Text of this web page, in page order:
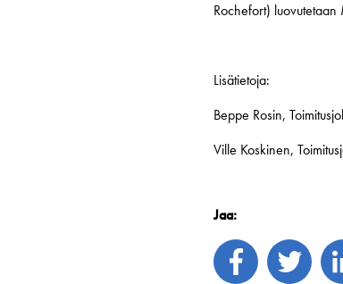
Rochefort)
Lisätietoja:
Beppe Rosin,
Ville Koskinen,
Jaa: